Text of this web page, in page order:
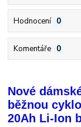
Hodnocení 0
Komentáře 0
Nové
běžnou
20Ah Li-Ion